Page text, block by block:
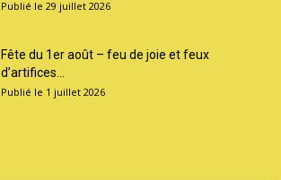
29 juillet 2026
Fête du 1er août – feu de joie et feux
d’artifices...
1 juillet 2026